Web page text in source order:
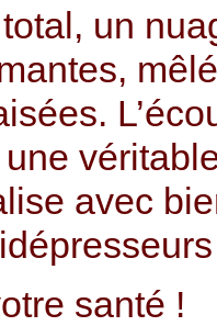
un
avec
santé !